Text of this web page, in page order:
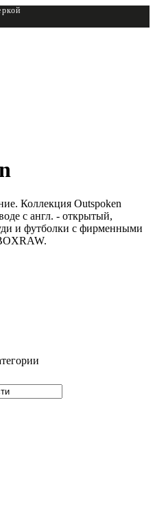
Коллекция Outspoken
с англ. - открытый,
и футболки с фирменными